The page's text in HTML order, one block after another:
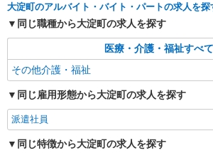
大淀町のアルバイト・バイト・パートの求人を探
同じ職種から大淀町の求人を探す
医療・介護・福祉すべて
その他介護・福祉
同じ雇用形態から大淀町の求人を探す
派遣社員
同じ特徴から大淀町の求人を探す